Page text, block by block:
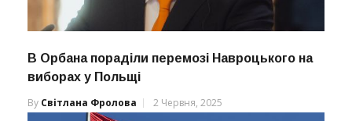
В Орбана пораділи перемозі Навроцького на
виборах у Польщі
By Світлана Фролова 2 Червня, 2025